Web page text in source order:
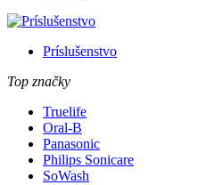
Príslušenstvo
Top značky
Truelife
Oral-B
Panasonic
Philips Sonicare
SoWash